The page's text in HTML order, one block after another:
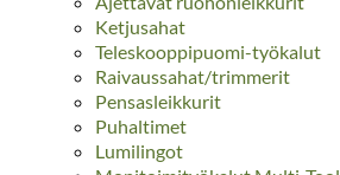
Ketjusahat
Teleskooppipuomi-työkalut
Raivaussahat/trimmerit
Pensasleikkurit
Puhaltimet
Lumilingot